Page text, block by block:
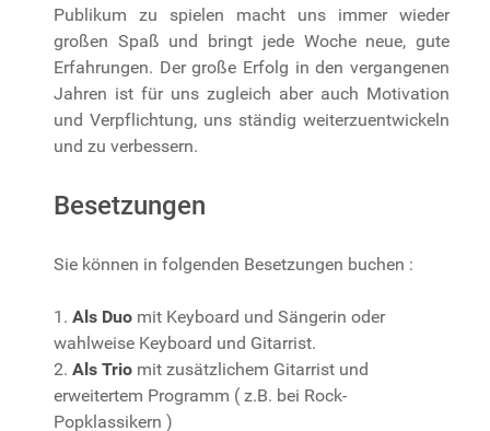
Publikum zu spielen macht uns immer wieder
großen Spaß und bringt jede Woche neue, gute
Erfahrungen. Der große Erfolg in den vergangenen
Jahren ist für uns zugleich aber auch Motivation
und Verpflichtung, uns ständig weiterzuentwickeln
und zu verbessern.
Besetzungen
Sie können in folgenden Besetzungen buchen :
1. Als Duo mit Keyboard und Sängerin oder
wahlweise Keyboard und Gitarrist.
2. Als Trio mit zusätzlichem Gitarrist und
erweitertem Programm ( z.B. bei Rock-
Popklassikern )